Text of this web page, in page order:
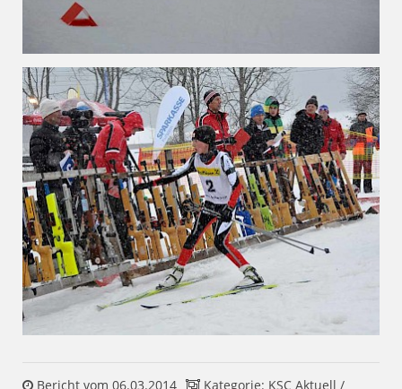
Bericht vom 06.03.2014 Kategorie: KSC Aktuell /